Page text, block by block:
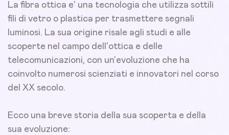
La fibra ottica e' una tecnologia che utilizza sottili
fili di vetro o plastica per trasmettere segnali
luminosi. La sua origine risale agli studi e alle
scoperte nel campo dell'ottica e delle
telecomunicazioni, con un'evoluzione che ha
coinvolto numerosi scienziati e innovatori nel corso
del XX secolo.
Ecco una breve storia della sua scoperta e della
sua evoluzione: